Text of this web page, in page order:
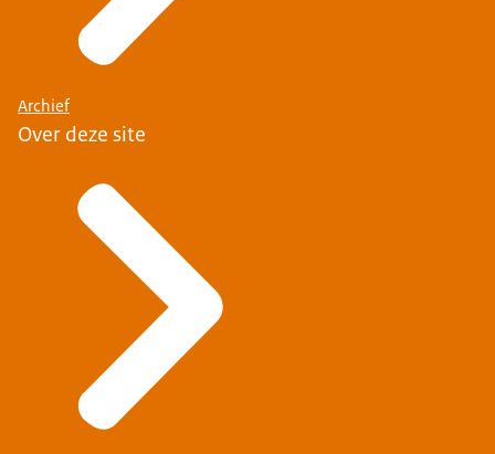
Archief
Over deze site